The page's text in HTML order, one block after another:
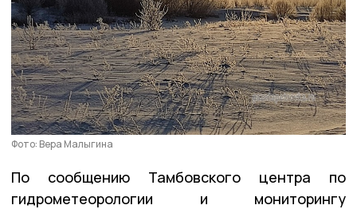
Фото: Вера Малыгина
По сообщению Тамбовского центра по
гидрометеорологии и мониторингу